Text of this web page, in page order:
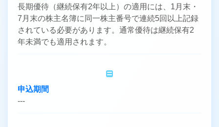
長期優待（継続保有2年以上）の適用には、1月末・
7月末の株主名簿に同一株主番号で連続5回以上記録
されている必要があります。通常優待は継続保有2
年未満でも適用されます。
申込期間
---